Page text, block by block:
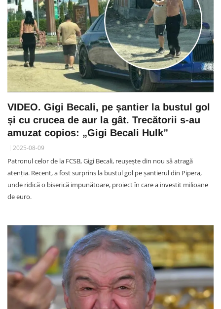
VIDEO. Gigi Becali, pe șantier la bustul gol
și cu crucea de aur la gât. Trecătorii s-au
amuzat copios: „Gigi Becali Hulk”
2025-08-09
Patronul celor de la FCSB, Gigi Becali, reușește din nou să atragă
atenția. Recent, a fost surprins la bustul gol pe șantierul din Pipera,
unde ridică o biserică impunătoare, proiect în care a investit milioane
de euro.